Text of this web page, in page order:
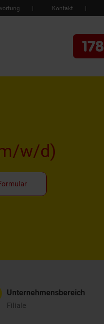
Kontakt
178
w/d)
Unternehmensbereich
Filiale